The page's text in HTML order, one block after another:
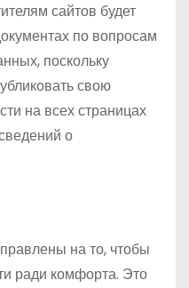
сайтов будет
по вопросам
поскольку
свою
на всех страницах
о
на то, чтобы
ради комфорта. Это